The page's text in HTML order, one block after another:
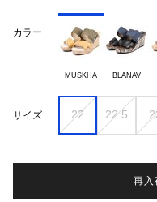
カラー
MUSKHA BLANAV
サイズ 22 22.5
再入